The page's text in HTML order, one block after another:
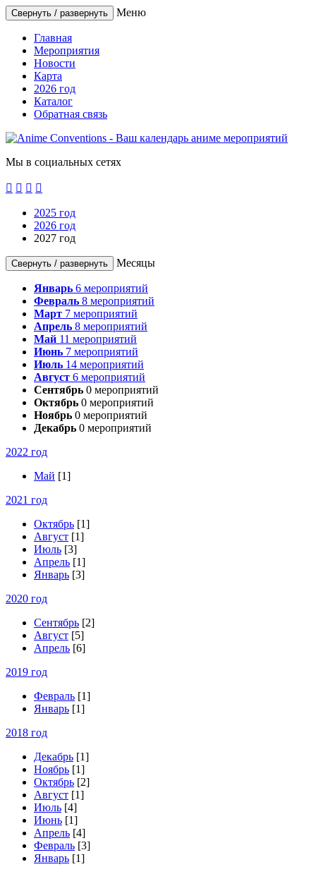
Свернуть / развернуть Меню
Главная
Мероприятия
Новости
Карта
2026 год
Каталог
Обратная связь
Мы в социальных сетях
   
2025 год
2026 год
2027 год
Свернуть / развернуть Месяцы
Январь 6 мероприятий
Февраль 8 мероприятий
Март 7 мероприятий
Апрель 8 мероприятий
Май 11 мероприятий
Июнь 7 мероприятий
Июль 14 мероприятий
Август 6 мероприятий
Сентябрь 0 мероприятий
Октябрь 0 мероприятий
Ноябрь 0 мероприятий
Декабрь 0 мероприятий
2022 год
Май [1]
2021 год
Октябрь [1]
Август [1]
Июль [3]
Апрель [1]
Январь [3]
2020 год
Сентябрь [2]
Август [5]
Апрель [6]
2019 год
Февраль [1]
Январь [1]
2018 год
Декабрь [1]
Ноябрь [1]
Октябрь [2]
Август [1]
Июль [4]
Июнь [1]
Апрель [4]
Февраль [3]
Январь [1]